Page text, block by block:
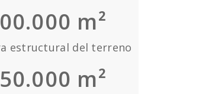
m²
estructural del terreno
m²